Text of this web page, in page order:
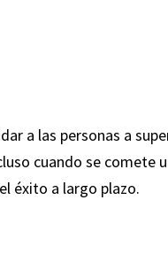
a las personas a
cuando se comete
éxito a largo plazo.